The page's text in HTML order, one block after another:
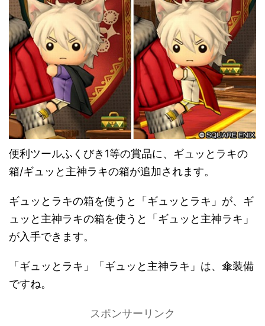
便利ツールふくびき1等の賞品に、ギュッとラキの
箱/ギュッと主神ラキの箱が追加されます。
ギュッとラキの箱を使うと「ギュッとラキ」が、ギ
ュッと主神ラキの箱を使うと「ギュッと主神ラキ」
が入手できます。
「ギュッとラキ」「ギュッと主神ラキ」は、傘装備
ですね。
スポンサーリンク